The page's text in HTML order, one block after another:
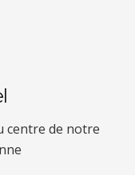
centre de notre